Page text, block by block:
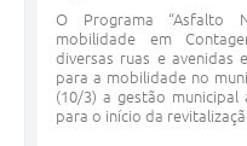
O Programa “Asfalto
mobilidade em
diversas ruas e avenidas
para a mobilidade no
(10/3) a gestão municipal
para o início da